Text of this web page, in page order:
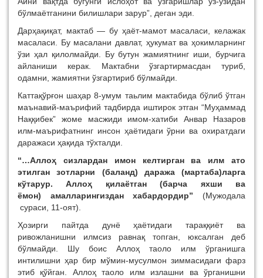
бўлмаётганини билишлари зарур”, деган эди.
Дарҳақиқат, мактаб — бу ҳаёт-мамот масаласи, келажак
масаласи. Бу масалани давлат, ҳукумат ва ҳокимларнинг
ўзи ҳал қилолмайди. Бу бутун жамиятнинг иши, бурчига
айланиши керак. Мактабни ўзгартирмасдан туриб,
одамни, жамиятни ўзгартириб бўлмайди.
Каттақўрғон шаҳар 8-умум таьлим мактабида бўлиб ўтган
маънавий-маърифий тадбирда иштирок этган “Муҳаммад
Наққибек” жоме масжиди имом-хатиби Анвар Назаров
илм-маърифатнинг инсон ҳаётидаги ўрни ва охиратдаги
даражаси ҳақида тўхталди.
“…Аллоҳ сизлардан имон келтирган ва илм ато
этилган зотларни (баланд) даража (мартаба)ларга
кўтарур. Аллоҳ қилаётган (барча яхши ва
ёмон) амалларингиздан хабардордир” (Мужодала
сураси, 11-оят).
Ҳозирги пайтда дунё ҳаётидаги тараққиёт ва
ривожланишни илмсиз равнақ топган, юксалган деб
бўлмайди. Шу боис Аллоҳ таоло илм ўрганишга
интилишни ҳар бир мўмин-мусулмон зиммасидаги фарз
этиб қўйган. Аллоҳ таоло илм излашни ва ўрганишни